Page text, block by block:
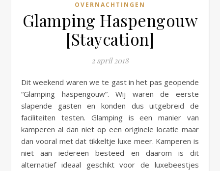
OVERNACHTINGEN
Glamping Haspengouw
[Staycation]
2 april 2018
Dit weekend waren we te gast in het pas geopende
“Glamping haspengouw”. Wij waren de eerste
slapende gasten en konden dus uitgebreid de
faciliteiten testen. Glamping is een manier van
kamperen al dan niet op een originele locatie maar
dan vooral met dat tikkeltje luxe meer. Kamperen is
niet aan iedereen besteed en daarom is dit
alternatief ideaal geschikt voor de luxebeestjes